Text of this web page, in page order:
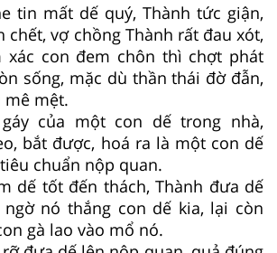
tin mất dế quý, Thành tức giận,
chết, vợ chồng Thành rất đau xót,
xác con đem chôn thì chợt phát
sống, mặc dù thần thái đờ đẫn,
mê mệt.
của một con dế trong nhà,
bắt được, hoá ra là một con dế
chuẩn nộp quan.
dế tốt đến thách, Thành đưa dế
nó thắng con dế kia, lại còn
gà lao vào mổ nó.